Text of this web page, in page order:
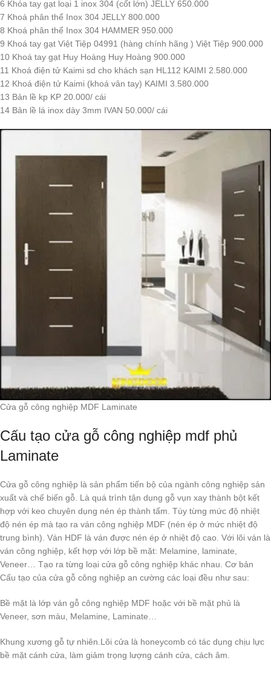
6 Khóa tay gạt loại 1 inox 304 (cốt lớn) JELLY 650.000
7 Khoá phân thể Inox 304 JELLY 800.000
8 Khoá phân thể Inox 304 HAMMER 950.000
9 Khoá tay gạt Việt Tiệp 04991 (hàng chính hãng ) Việt Tiệp 900.000
10 Khoá tay gạt Huy Hoàng Huy Hoàng 900.000
11 Khoá điện tử Kaimi sd cho khách sạn HL112 KAIMI 2.580.000
12 Khoá điện tử Kaimi (khoá vân tay) KAIMI 3.580.000
13 Bản lề kp KP 20.000/ cái
14 Bản lề lá inox dày 3mm IVAN 50.000/ cái
Cửa gỗ công nghiệp MDF Laminate
Cấu tạo cửa gỗ công nghiệp mdf phủ
Laminate
Cửa gỗ công nghiệp là sản phẩm tiến bộ của ngành công nghiệp sản
xuất và chế biến gỗ. Là quá trình tận dụng gỗ vụn xay thành bột kết
hợp với keo chuyên dụng nén ép thành tấm. Tùy từng mức độ nhiệt
độ nén ép mà tạo ra ván công nghiệp MDF (nén ép ở mức nhiệt độ
trung bình). Ván HDF là ván được nén ép ở nhiệt độ cao. Với lõi ván là
ván công nghiệp, kết hợp với lớp bề mặt: Melamine, laminate,
Veneer… Tạo ra từng loại cửa gỗ công nghiệp khác nhau. Cơ bản
Cấu tạo của cửa gỗ công nghiệp an cường các loại đều như sau:
Bề mặt là lớp ván gỗ công nghiệp MDF hoặc với bề mặt phủ là
Veneer, sơn màu, Melamine, Laminate…
Khung xương gỗ tự nhiên.Lõi cửa là honeycomb có tác dụng chịu lực
bề mặt cánh cửa, làm giảm trọng lượng cánh cửa, cách âm.